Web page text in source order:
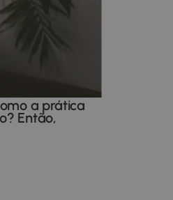
a prática
Então,